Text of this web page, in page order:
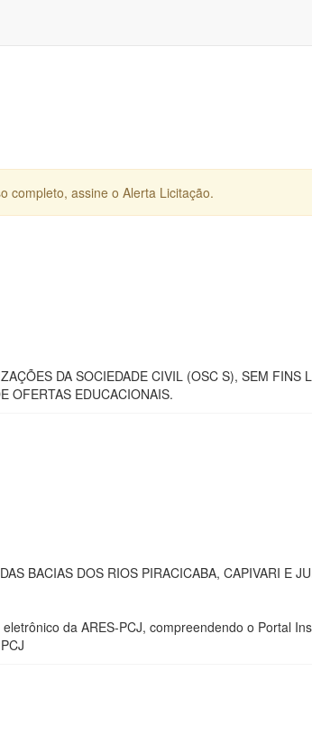
completo, assine o Alerta Licitação.
DA SOCIEDADE CIVIL (OSC S), SEM FINS
OFERTAS EDUCACIONAIS.
BACIAS DOS RIOS PIRACICABA, CAPIVARI E
da ARES-PCJ, compreendendo o Portal